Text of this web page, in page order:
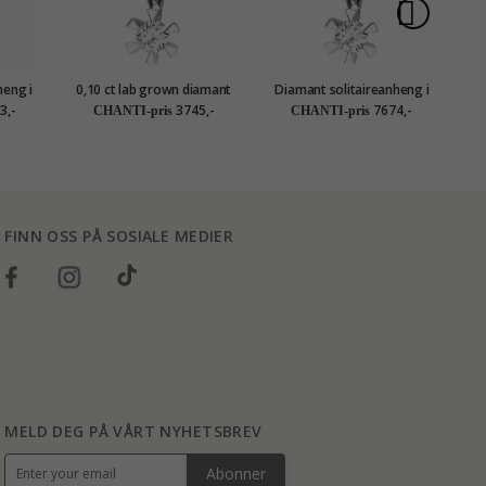
i
ct
0,10 ct lab grown diamant
solitaireanheng i 9 karat
hvitt gull 0,10 ct
CHANTI-pris 3745,-
Diamant solitaireanheng i
14 karat hvitt gull 0,10 ct
CHANTI-pris 7674,-
FINN OSS PÅ SOSIALE MEDIER
MELD DEG PÅ VÅRT NYHETSBREV
Abonner